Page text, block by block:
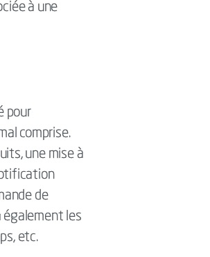
à une
pour
comprise.
une mise à
de
également les
etc.